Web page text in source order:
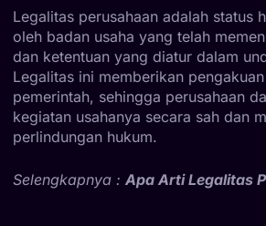
Legalitas perusahaan adalah status
oleh badan usaha yang telah
dan ketentuan yang diatur dalam
Legalitas ini memberikan
pemerintah, sehingga perusahaan
kegiatan usahanya secara sah dan
perlindungan hukum.
Selengkapnya : Apa Arti Legalitas